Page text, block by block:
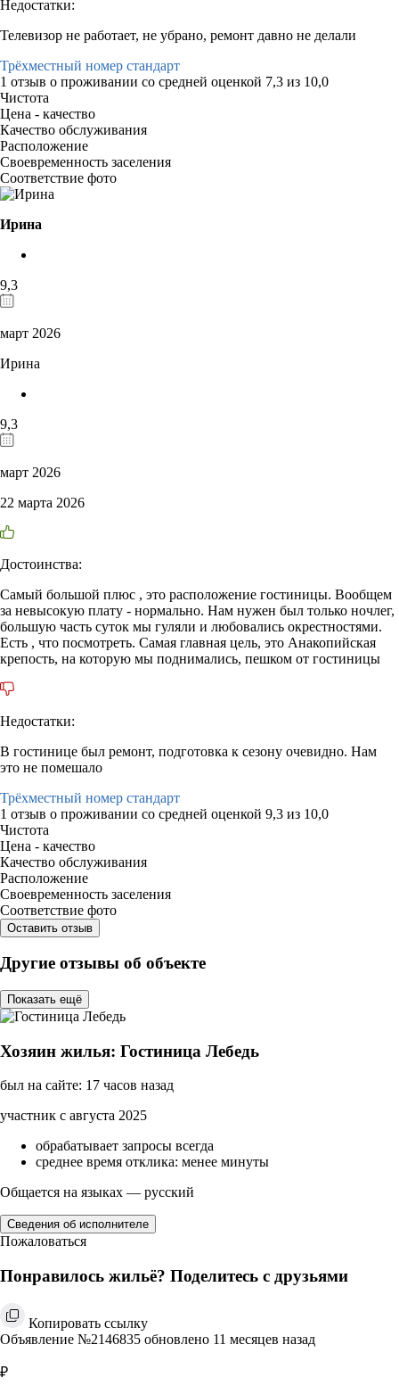
Недостатки:
Телевизор не работает, не убрано, ремонт давно не делали
Трёхместный номер стандарт
1 отзыв о проживании со средней оценкой 7,3 из 10,0
Чистота
Цена - качество
Качество обслуживания
Расположение
Своевременность заселения
Соответствие фото
Ирина
9,3
март 2026
Ирина
9,3
март 2026
22 марта 2026
Достоинства:
Самый большой плюс , это расположение гостиницы. Вообщем
за невысокую плату - нормально. Нам нужен был только ночлег,
большую часть суток мы гуляли и любовались окрестностями.
Есть , что посмотреть. Самая главная цель, это Анакопийская
крепость, на которую мы поднимались, пешком от гостиницы
Недостатки:
В гостинице был ремонт, подготовка к сезону очевидно. Нам
это не помешало
Трёхместный номер стандарт
1 отзыв о проживании со средней оценкой 9,3 из 10,0
Чистота
Цена - качество
Качество обслуживания
Расположение
Своевременность заселения
Соответствие фото
Оставить отзыв
Другие отзывы об объекте
Показать ещё
Хозяин жилья: Гостиница Лебедь
был на сайте: 17 часов назад
участник с августа 2025
обрабатывает запросы всегда
среднее время отклика: менее минуты
Общается на языках — русский
Сведения об исполнителе
Пожаловаться
Понравилось жильё? Поделитесь с друзьями
Копировать ссылку
Объявление №2146835 обновлено 11 месяцев назад
₽